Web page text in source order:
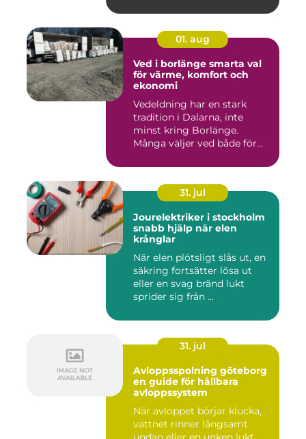
01. aug
Ved i borlänge smarta val
för värme, komfort och
ekonomi
Vedeldning har en stark
tradition i Dalarna, inte
minst kring Borlänge.
Många väljer ved både för
31. jul
Jourelektriker i stockholm
snabb hjälp när elen
krånglar
När elen plötsligt slås ut, en
säkring fortsätter lösa ut
eller en svag bränd lukt
sprider sig från ...
31. jul
Avloppsspolning göteborg
en guide för hållbara
avloppssystem
När avloppet börjar klucka,
vattnet rinner långsamt